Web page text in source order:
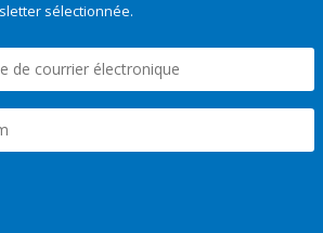
sélectionnée.